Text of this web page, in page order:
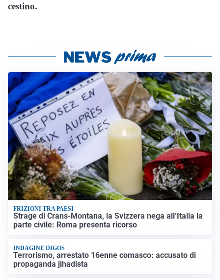
cestino.
FRIZIONI TRA PAESI
Strage di Crans-Montana, la Svizzera nega all’Italia la
parte civile: Roma presenta ricorso
INDAGINE DIGOS
Terrorismo, arrestato 16enne comasco: accusato di
propaganda jihadista